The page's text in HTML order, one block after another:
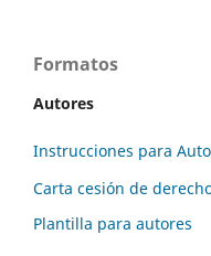
Formatos
Autores
Instrucciones para
Carta cesión de
Plantilla para autores